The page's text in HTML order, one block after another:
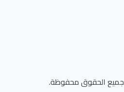
جميع الحقوق محفوظة.